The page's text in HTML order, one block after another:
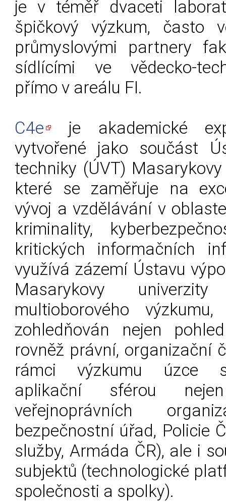
je v téměř dvaceti
špičkový výzkum, často
průmyslovými partnery
sídlícími ve vědecko-
přímo v areálu FI.
C4e
je akademické
vytvořené jako součást
techniky (ÚVT)
které se zaměřuje na
vývoj a vzdělávání v
kriminality,
kritických informačních
využívá zázemí Ústavu
Masarykovy
multioborového
zohledňován nejen
rovněž právní, organizační
rámci výzkumu úzce
aplikační sférou
veřejnoprávních
bezpečnostní úřad, Policie
služby, Armáda ČR), ale i
subjektů (technologické
společnosti a spolky).